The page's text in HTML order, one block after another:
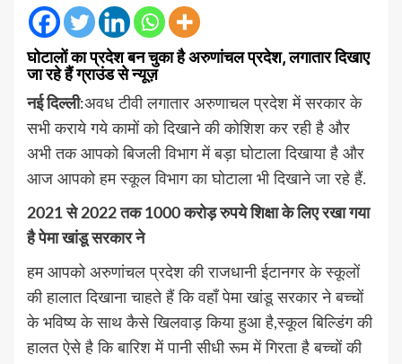
घोटालों का प्रदेश बन चुका है अरुणांचल प्रदेश, लगातार दिखाए
जा रहे हैं ग्राउंड से न्यूज़
नई दिल्ली:अवध टीवी लगातार अरुणाचल प्रदेश में सरकार के
सभी कराये गये कामों को दिखाने की कोशिश कर रही है और
अभी तक आपको बिजली विभाग में बड़ा घोटाला दिखाया है और
आज आपको हम स्कूल विभाग का घोटाला भी दिखाने जा रहे हैं.
2021 से 2022 तक 1000 करोड़ रुपये शिक्षा के लिए रखा गया
है पेमा खांडू सरकार ने
हम आपको अरुणांचल प्रदेश की राजधानी ईटानगर के स्कूलों
की हालात दिखाना चाहते हैं कि वहाँ पेमा खांडू सरकार ने बच्चों
के भविष्य के साथ कैसे खिलवाड़ किया हुआ है,स्कूल बिल्डिंग की
हालत ऐसे है कि बारिश में पानी सीधी रूम में गिरता है बच्चों की